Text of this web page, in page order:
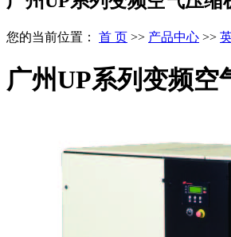
您的当前位置： 首 页 >> 产品中心 >>
广州UP系列变频空